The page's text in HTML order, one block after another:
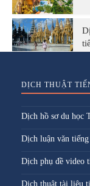
DỊCH THUẬT
Dịch hồ sơ du học
Dịch luận văn
Dịch phụ đề video
Dịch thuật tài liệu